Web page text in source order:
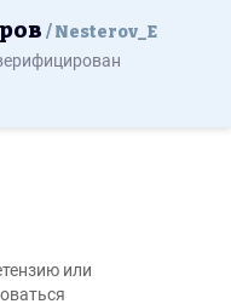
Nesterov_E
или